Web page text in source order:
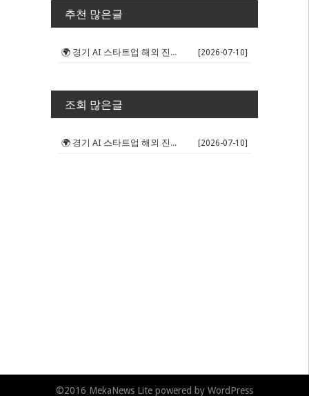
추천 많은글
🌍 경기 AI 스타트업 해외 진출 판... [2026-07-10]
조회 많은글
🌍 경기 AI 스타트업 해외 진출 판... [2026-07-10]
©2016 MekaNews Litepowered by WordPress